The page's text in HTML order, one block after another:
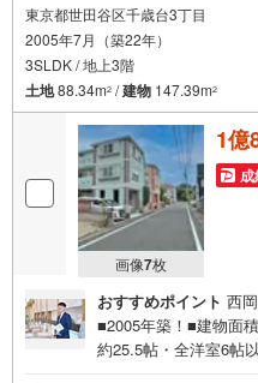
東京都世田谷区千歳台3丁目
2005年7月（築22年）
3SLDK / 地上3階
土地88.34m2 /建物 147.39m2
画像7枚
1億
成
おすすめポイント 西
■2005年築！■建物面
約25.5帖・全洋室6帖